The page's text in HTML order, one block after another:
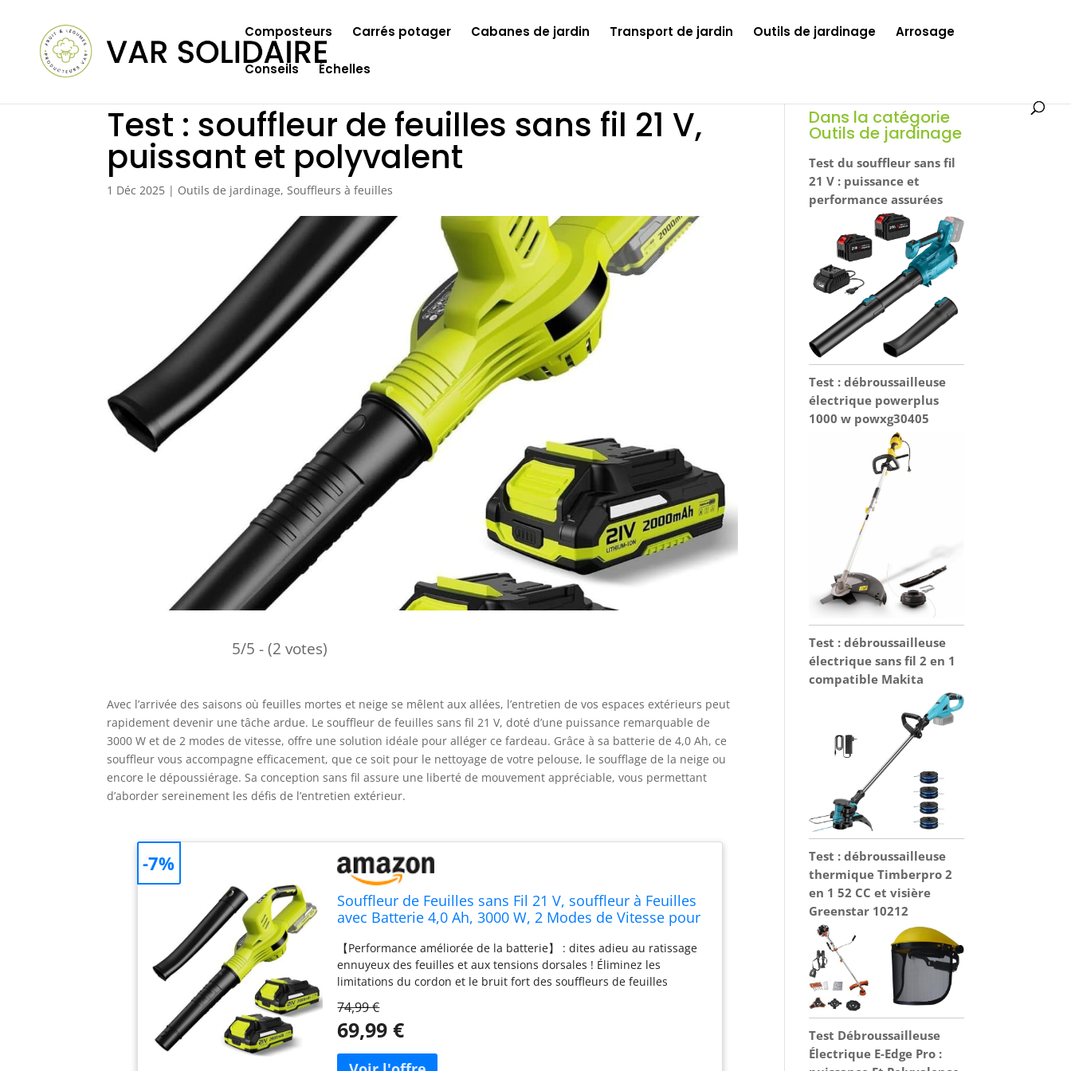
Composteurs Carrés potager Cabanes de jardin Transport de jardin Outils de jardinage Arrosage
Conseils Échelles
Test : souffleur de feuilles sans fil 21 V,
puissant et polyvalent
1 Déc 2025 | Outils de jardinage,Souffleurs à feuilles
5/5 - (2 votes)
Avec l’arrivée des saisons où feuilles mortes et neige se mêlent aux allées, l’entretien de vos espaces extérieurs peut
rapidement devenir une tâche ardue. Le souffleur de feuilles sans fil 21 V, doté d’une puissance remarquable de
3000 W et de 2 modes de vitesse, offre une solution idéale pour alléger ce fardeau. Grâce à sa batterie de 4,0 Ah, ce
souffleur vous accompagne efficacement, que ce soit pour le nettoyage de votre pelouse, le soufflage de la neige ou
encore le dépoussiérage. Sa conception sans fil assure une liberté de mouvement appréciable, vous permettant
d’aborder sereinement les défis de l’entretien extérieur.
Souffleur de Feuilles sans Fil 21 V, souffleur à Feuilles
avec Batterie 4,0 Ah, 3000 W, 2 Modes de Vitesse pour
Le dépoussiérage (Vert)
【Performance améliorée de la batterie】 : dites adieu au ratissage
ennuyeux des feuilles et aux tensions dorsales ! Éliminez les
limitations du cordon et le bruit fort des souffleurs de feuilles
utiliser non pas une, mais deux batteries puissantes pour garantir
une productivité ininterrompue du jardin. 【Technologie de turbine
avec un souffleur de feuilles électrique, augmentant la vitesse
74,99 €
69,99 €
-7%
Dans la catégorie
Outils de jardinage
Test du souffleur sans fil
21 V : puissance et
performance assurées
Test : débroussailleuse
électrique powerplus
1000 w powxg30405
Test : débroussailleuse
électrique sans fil 2 en 1
compatible Makita
Test : débroussailleuse
thermique Timberpro 2
en 1 52 CC et visière
Greenstar 10212
Test Débroussailleuse
Électrique E-Edge Pro :